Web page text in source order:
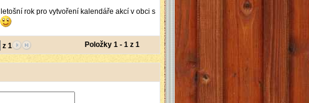
rok pro vytvoření kalendáře akcí v obci s
z 1 Položky 1 - 1 z 1